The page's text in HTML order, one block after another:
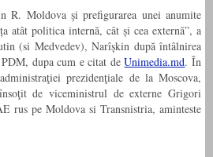
R. Moldova și prefigurarea unei anumite
atât politica internă, cât și cea externă”, a
(si Medvedev), Narîșkin după întâlnirea
dupa cum e citat deUnimedia.md. În
prezidenţiale de la Moscova,
de viceministrul de externe Grigori
rus pe Moldova si Transnistria, aminteste